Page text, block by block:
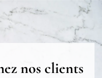
nos clients